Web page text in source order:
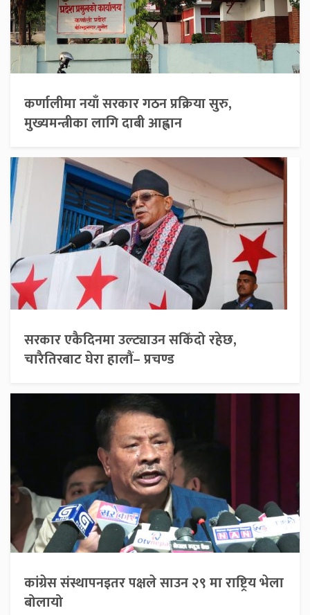
कर्णालीमा नयाँ सरकार गठन प्रक्रिया सुरु,
मुख्यमन्त्रीका लागि दाबी आह्वान
सरकार एकैदिनमा उल्ट्याउन सकिँदो रहेछ,
चारैतिरबाट घेरा हालौं– प्रचण्ड
कांग्रेस संस्थापनइतर पक्षले साउन २९ मा राष्ट्रिय भेला
बोलायो